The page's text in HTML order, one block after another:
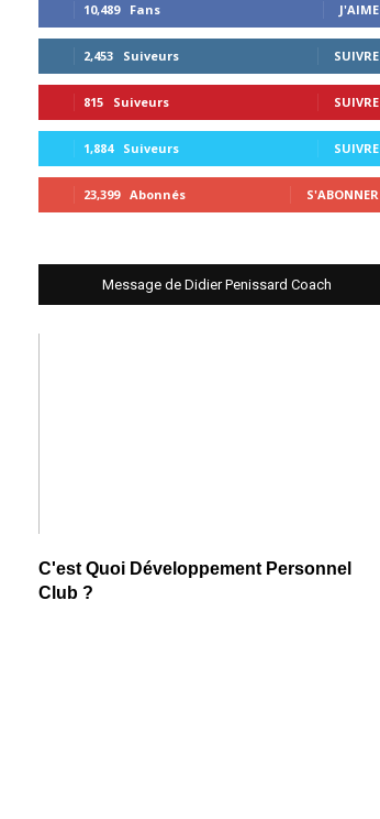
10,489 Fans J'AIME
2,453 Suiveurs SUIVRE
815 Suiveurs SUIVRE
1,884 Suiveurs SUIVRE
23,399 Abonnés S'ABONNER
Message de Didier Penissard Coach
C'est Quoi Développement Personnel
Club ?